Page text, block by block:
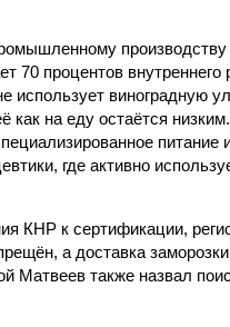
производству
70 процентов
использует виноградную
как на еду остаётся
питание
где активно
КНР к сертификации,
а доставка
Матвеев также назвал